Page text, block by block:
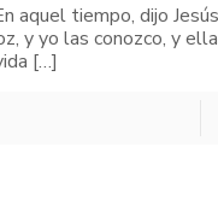
aquel tiempo, dijo
y yo las conozco, y
[…]